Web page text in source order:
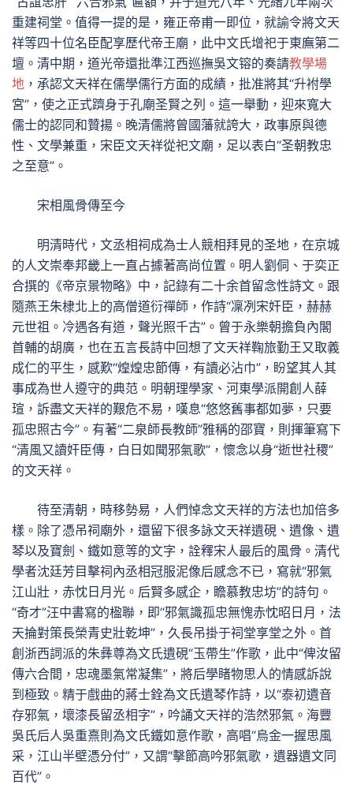
重建祠堂。值得一提的是，雍正帝甫一即位，就諭令將文天
祥等四十位名臣配享歷代帝王廟，此中文氏增祀于東廡第二
壇。清中期，道光帝還批準江西巡撫吳文镕的奏請教學場
地 ，承認文天祥在儒學儒行方面的成績，批准將其“升袝學
宮”，使之正式躋身于孔廟圣賢之列。這一舉動，迎來寬大
儒士的認同和贊揚。晚清儒將曾國藩就誇大，政事原與德
性、文學兼重，宋臣文天祥從祀文廟，足以表白“圣朝教忠
之至意”。
宋相風骨傳至今
明清時代，文丞相祠成為士人競相拜見的圣地，在京城
的人文崇奉邦畿上一直占據著高尚位置。明人劉侗、于奕正
合撰的《帝京景物略》中，記錄有二十余首留念性詩文。跟
隨燕王朱棣北上的高僧道衍禪師，作詩“凜冽宋奸臣，赫赫
元世祖。冷遇各有道，聲光照千古”。曾于永樂朝擔負內閣
首輔的胡廣，也在五言長詩中回想了文天祥鞠旅勤王又取義
成仁的平生，感歎“煌煌忠節傳，有讀必沾巾”，盼望其人其
事成為世人遵守的典范。明朝理學家、河東學派開創人薛
瑄，訴盡文天祥的艱危不易，嘆息“悠悠舊事都如夢，只要
孤忠照古今”。有著“二泉師長教師”雅稱的邵寶，則揮筆寫下
“清風又讀奸臣傳，白日如聞邪氣歌”，懷念以身“逝世社稷”
的文天祥。
待至清朝，時移勢易，人們悼念文天祥的方法也加倍多
樣。除了憑吊祠廟外，還留下很多詠文天祥遺硯、遺像、遺
琴以及寶劍、鐵如意等的文字，詮釋宋人最后的風骨。清代
學者沈廷芳目擊祠內丞相冠服泥像后感念不已，寫就“邪氣
江山壯，赤忱日月光。后賢多感企，瞻慕教忠坊”的詩句。
“奇才”汪中書寫的楹聯，即“邪氣識孤忠無愧赤忱昭日月，法
天掄對策長榮青史壯乾坤”，久長吊掛于祠堂享堂之外。首
創浙西詞派的朱彝尊為文氏遺硯“玉帶生”作歌，此中“俾汝留
傳六合間，忠魂墨氣常凝集”，將后學睹物思人的情感訴說
到極致。精于戲曲的蔣士銓為文氏遺琴作詩，以“泰初遺音
存邪氣，壞漆長留丞相字”，吟誦文天祥的浩然邪氣。海豐
吳氏后人吳重熹則為文氏鐵如意作歌，高唱“烏金一握思風
采，江山半壁憑分付”，又謂“擊節高吟邪氣歌，遺器遺文同
百代”。